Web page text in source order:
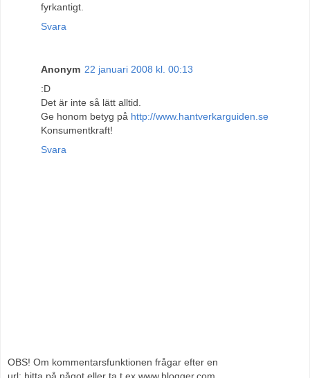
fyrkantigt.
Svara
Anonym 22 januari 2008 kl. 00:13
:D
Det är inte så lätt alltid.
Ge honom betyg på http://www.hantverkarguiden.se
Konsumentkraft!
Svara
OBS! Om kommentarsfunktionen frågar efter en